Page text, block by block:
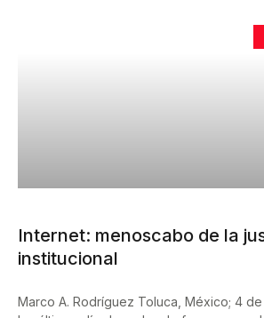
Internet: menoscabo de la
institucional
Marco A. Rodríguez Toluca, México; 4 de